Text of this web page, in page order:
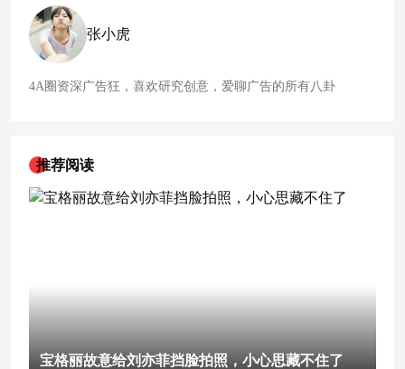
张小虎
4A圈资深广告狂，喜欢研究创意，爱聊广告的所有八卦
推荐阅读
宝格丽故意给刘亦菲挡脸拍照，小心思藏不住了